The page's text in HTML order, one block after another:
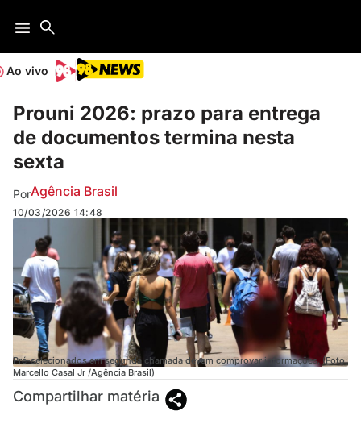
Ao vivo
Prouni 2026: prazo para entrega
de documentos termina nesta
sexta
PorAgência Brasil
10/03/2026 14:48
Pré-selecionados em segunda chamada devem comprovar informações. (Foto:
Marcello Casal Jr /Agência Brasil)
Compartilhar matéria